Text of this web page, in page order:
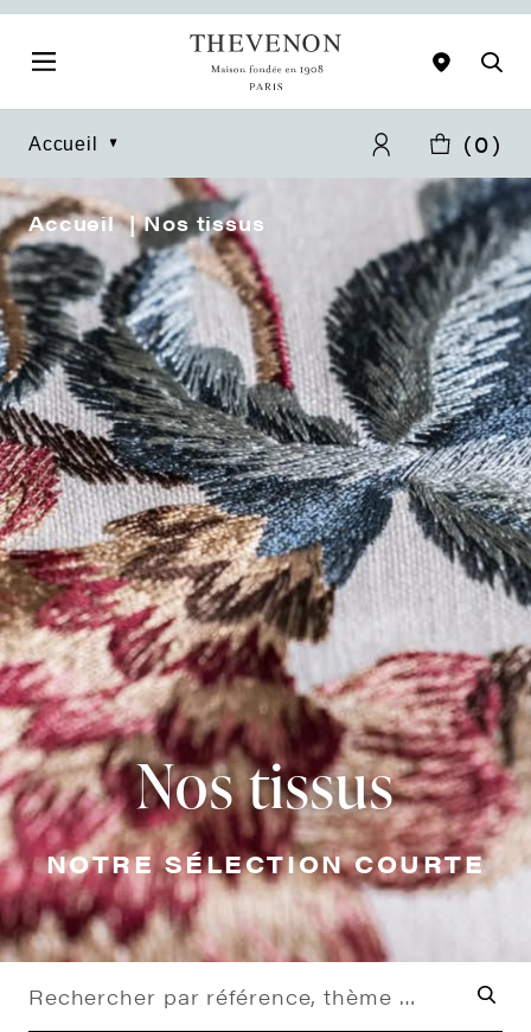
Accueil (0)
Accueil Nos tissus
Nos tissus
NOTRE SÉLECTION COURTE